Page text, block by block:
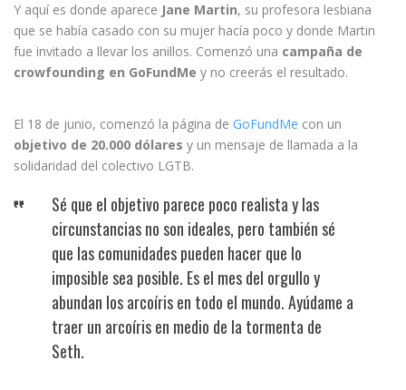
Y aquí es donde aparece Jane Martin, su profesora lesbiana
que se había casado con su mujer hacía poco y donde Martin
fue invitado a llevar los anillos. Comenzó una campaña de
crowfounding en GoFundMe y no creerás el resultado.
El 18 de junio, comenzó la página de GoFundMe con un
objetivo de 20.000 dólares y un mensaje de llamada a la
solidaridad del colectivo LGTB.
Sé que el objetivo parece poco realista y las
circunstancias no son ideales, pero también sé
que las comunidades pueden hacer que lo
imposible sea posible. Es el mes del orgullo y
abundan los arcoíris en todo el mundo. Ayúdame a
traer un arcoíris en medio de la tormenta de
Seth.